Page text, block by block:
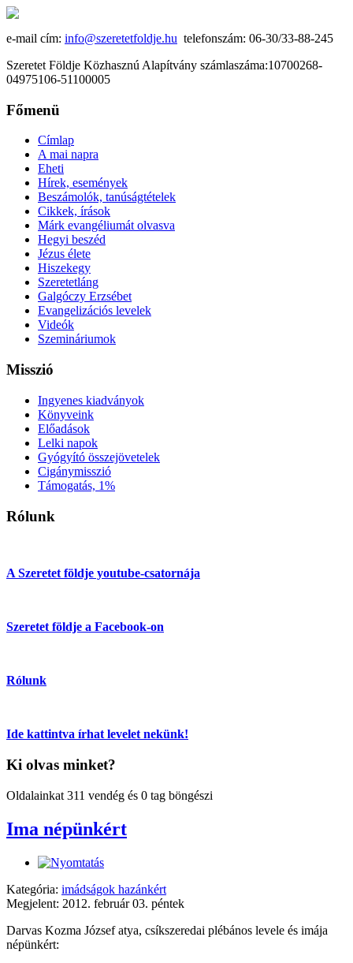
e-mail cím: info@szeretetfoldje.hu telefonszám: 06-30/33-88-245
Szeretet Földje Közhasznú Alapítvány számlaszáma:10700268-
04975106-51100005
Főmenü
Címlap
A mai napra
Eheti
Hírek, események
Beszámolók, tanúságtételek
Cikkek, írások
Márk evangéliumát olvasva
Hegyi beszéd
Jézus élete
Hiszekegy
Szeretetláng
Galgóczy Erzsébet
Evangelizációs levelek
Videók
Szemináriumok
Misszió
Ingyenes kiadványok
Könyveink
Előadások
Lelki napok
Gyógyító összejövetelek
Cigánymisszió
Támogatás, 1%
Rólunk
A Szeretet földje youtube-csatornája
Szeretet földje a Facebook-on
Rólunk
Ide kattintva írhat levelet nekünk!
Ki olvas minket?
Oldalainkat 311 vendég és 0 tag böngészi
Ima népünkért
Kategória: imádságok hazánkért
Megjelent: 2012. február 03. péntek
Darvas Kozma József atya, csíkszeredai plébános levele és imája
népünkért: